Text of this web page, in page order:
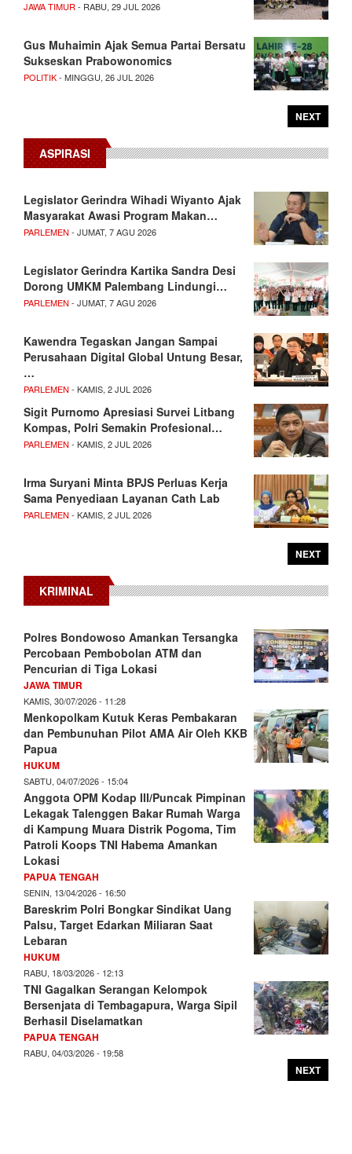
JAWA TIMUR - RABU, 29 JUL 2026
Gus Muhaimin Ajak Semua Partai Bersatu
Sukseskan Prabowonomics
POLITIK- MINGGU, 26 JUL 2026
NEXT
ASPIRASI
Legislator Gerindra Wihadi Wiyanto Ajak
Masyarakat Awasi Program Makan…
PARLEMEN - JUMAT, 7 AGU 2026
Legislator Gerindra Kartika Sandra Desi
Dorong UMKM Palembang Lindungi…
PARLEMEN - JUMAT, 7 AGU 2026
Kawendra Tegaskan Jangan Sampai
Perusahaan Digital Global Untung Besar,
…
PARLEMEN - KAMIS, 2 JUL 2026
Sigit Purnomo Apresiasi Survei Litbang
Kompas, Polri Semakin Profesional…
PARLEMEN - KAMIS, 2 JUL 2026
Irma Suryani Minta BPJS Perluas Kerja
Sama Penyediaan Layanan Cath Lab
PARLEMEN - KAMIS, 2 JUL 2026
NEXT
KRIMINAL
Polres Bondowoso Amankan Tersangka
Percobaan Pembobolan ATM dan
Pencurian di Tiga Lokasi
JAWA TIMUR
KAMIS, 30/07/2026 - 11:28
Menkopolkam Kutuk Keras Pembakaran
dan Pembunuhan Pilot AMA Air Oleh KKB
Papua
HUKUM
SABTU, 04/07/2026 - 15:04
Anggota OPM Kodap III/Puncak Pimpinan
Lekagak Talenggen Bakar Rumah Warga
di Kampung Muara Distrik Pogoma, Tim
Patroli Koops TNI Habema Amankan
Lokasi
PAPUA TENGAH
SENIN, 13/04/2026 - 16:50
Bareskrim Polri Bongkar Sindikat Uang
Palsu, Target Edarkan Miliaran Saat
Lebaran
HUKUM
RABU, 18/03/2026 - 12:13
TNI Gagalkan Serangan Kelompok
Bersenjata di Tembagapura, Warga Sipil
Berhasil Diselamatkan
PAPUA TENGAH
RABU, 04/03/2026 - 19:58
NEXT